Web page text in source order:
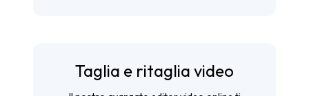
Taglia e ritaglia video